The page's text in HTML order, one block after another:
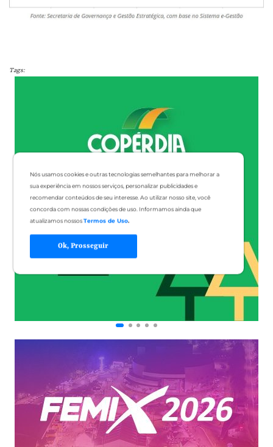
Nós usamos cookies e outras tecnologias semelhantes para melhorar a
sua experiência em nossos serviços, personalizar publicidades e
recomendar conteúdos de seu interesse. Ao utilizar nosso site, você
concorda com nossas condições de uso. Informamos ainda que
atualizamos nossosTermos de Uso.
Ok, Prosseguir
Tags: